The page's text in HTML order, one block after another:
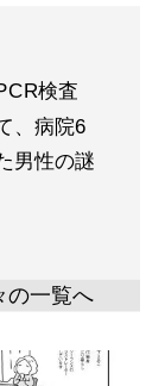
検査
、病院6
男性の謎
の一覧へ